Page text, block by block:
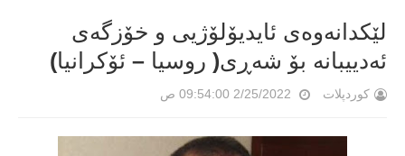
لێکدانەوەی ئایدیۆلۆژیی و خۆزگەی
ئەدییبانە بۆ شەڕی( روسیا – ئۆکرانیا)
کوردپلات 2/25/2022 09:54:00 ص